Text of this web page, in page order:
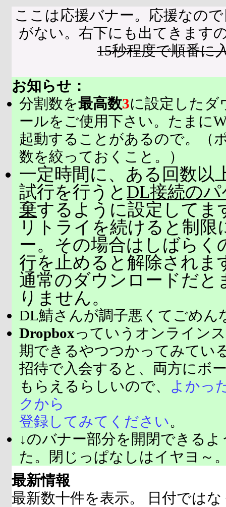
ここは応援バナー。応援なの
がない。右下にも出てきます
15秒程度で順番に
お知らせ：
分割数を最高数3に設定したダ
ールをご使用下さい。たまに
起動することがあるので。（
数を絞っておくこと。）
一定時間に、ある回数以
試行を行うと DL接続の
棄するように設定してま
リトライを続けると制限
ー。その場合はしばらく
行を止めると解除されま
通常のダウンロードだと
りません。
DL鯖さんが調子悪くてごめん
Dropboxっていうオンライン
期できるやつつかってみてい
招待で入会すると、両方にボ
もらえるらしいので、
よかっ
クから
登録してみてください。
↓のバナー部分を開閉できる
た。閉じっぱなしはイヤヨ～
最新情報
最新数十件を表示。 日付では